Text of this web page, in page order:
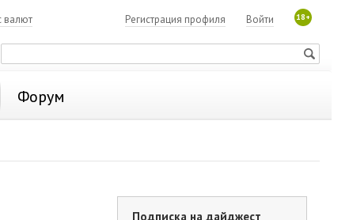
валют 18+
Войти
Регистрация профиля
Форум
Подписка на дайджест